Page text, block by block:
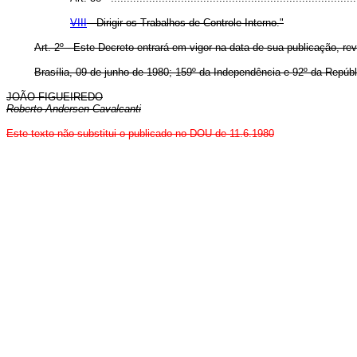
VIII- Dirigir os Trabalhos de Controle Interno."
Art. 2º - Este Decreto entrará em vigor na data de sua publicação,
Brasília, 09 de junho de 1980; 159º da Independência e 92º da
JOÃO FIGUEIREDO
Roberto Andersen Cavalcanti
Este texto não substitui o publicado no DOU de 11.6.1980